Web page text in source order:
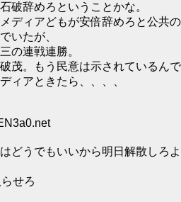
破辞めろということかな。
ディアどもが安倍辞めろと公共の
いたが、
の連戦連勝。
茂。もう民意は示されているんで
ィアときたら、、、、
どうでもいいから明日解散しろよ
せろ